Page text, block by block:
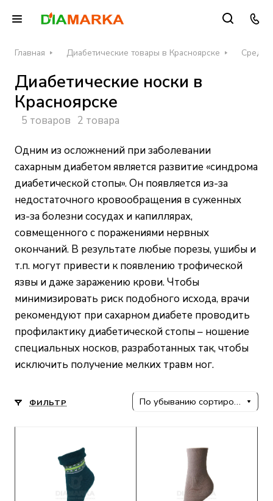
Главная Диабетические товары в Красноярске
Диабетические носки в
Красноярске
5 товаров 2 товара
Одним из осложнений при заболевании
сахарным диабетом является развитие «синдрома
диабетической стопы». Он появляется из-за
недостаточного кровообращения в суженных
из-за болезни сосудах и капиллярах,
совмещенного с поражениями нервных
окончаний. В результате любые порезы, ушибы и
т.п. могут привести к появлению трофической
язвы и даже заражению крови. Чтобы
минимизировать риск подобного исхода, врачи
рекомендуют при сахарном диабете проводить
профилактику диабетической стопы – ношение
специальных носков, разработанных так, чтобы
исключить получение мелких травм ног.
ФИЛЬТР По убыванию сортировки